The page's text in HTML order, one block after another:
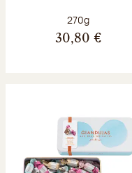
Poids net :
270g
30,80 €